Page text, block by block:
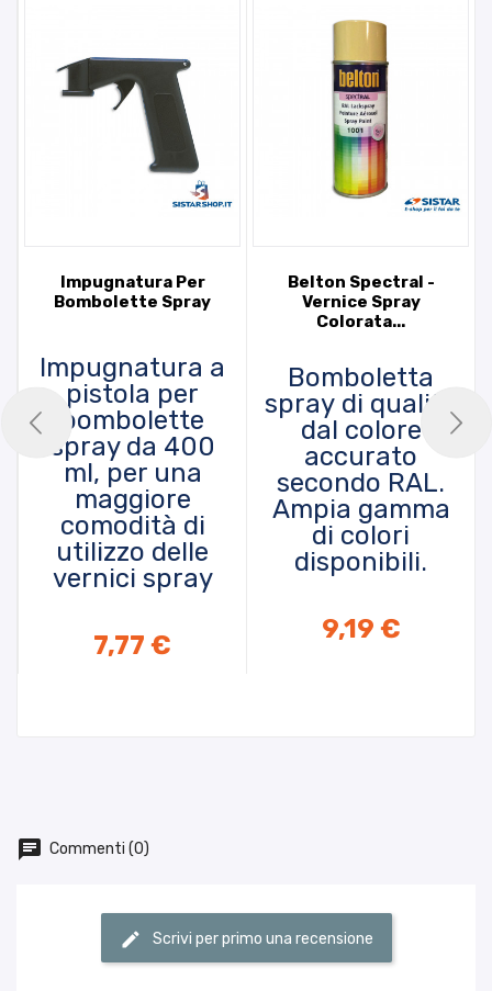
Impugnatura Per
Bombolette Spray
Impugnatura a
pistola per
bombolette
spray da 400
ml, per una
maggiore
comodità di
utilizzo delle
vernici spray
7,77 €
PRODOTTO
Belton Spectral -
Vernice Spray
Colorata...
Bomboletta
spray di qualità
dal colore
accurato
secondo RAL.
Ampia gamma
di colori
disponibili.
9,19 €
Commenti (0)
Scrivi per primo una recensione